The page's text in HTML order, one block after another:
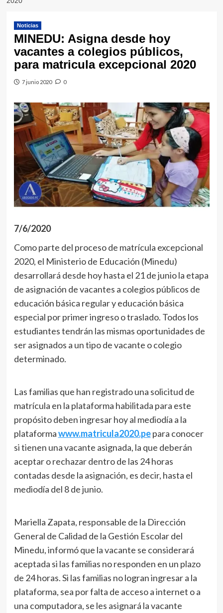
Noticias
MINEDU: Asigna desde hoy
vacantes a colegios públicos,
para matricula excepcional 2020
7 junio 2020 0
7/6/2020
Como parte del proceso de matrícula excepcional
2020, el Ministerio de Educación (Minedu)
desarrollará desde hoy hasta el 21 de junio la etapa
de asignación de vacantes a colegios públicos de
educación básica regular y educación básica
especial por primer ingreso o traslado. Todos los
estudiantes tendrán las mismas oportunidades de
ser asignados a un tipo de vacante o colegio
determinado.
Las familias que han registrado una solicitud de
matrícula en la plataforma habilitada para este
propósito deben ingresar hoy al mediodía a la
plataformawww.matricula2020.pepara conocer
si tienen una vacante asignada, la que deberán
aceptar o rechazar dentro de las 24 horas
contadas desde la asignación, es decir, hasta el
mediodía del 8 de junio.
Mariella Zapata, responsable de la Dirección
General de Calidad de la Gestión Escolar del
Minedu, informó que la vacante se considerará
aceptada si las familias no responden en un plazo
de 24 horas. Si las familias no logran ingresar a la
plataforma, sea por falta de acceso a internet o a
una computadora, se les asignará la vacante